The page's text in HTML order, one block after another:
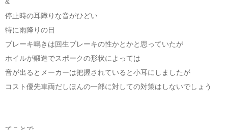
停止時の耳障りな音がひどい
特に雨降りの日
ブレーキ鳴きは回生ブレーキの性かとかと思っていたが
ホイルが鍛造でスポークの形状によっては
音が出るとメーカーは把握されていると小耳にしましたが
コスト優先車両だしほんの一部に対しての対策はしないでしょう